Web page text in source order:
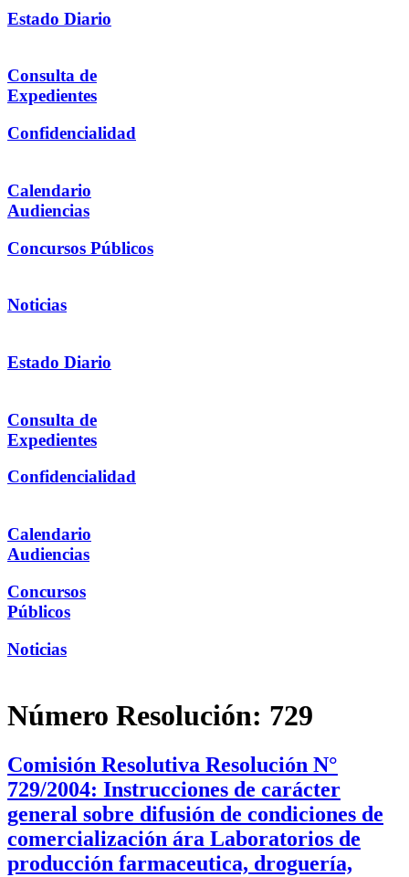
Estado Diario
Consulta de
Expedientes
Confidencialidad
Calendario
Audiencias
Concursos Públicos
Noticias
Estado Diario
Consulta de
Expedientes
Confidencialidad
Calendario
Audiencias
Concursos
Públicos
Noticias
Número Resolución: 729
Comisión Resolutiva Resolución N°
729/2004: Instrucciones de carácter
general sobre difusión de condiciones de
comercialización ára Laboratorios de
producción farmaceutica, droguería,